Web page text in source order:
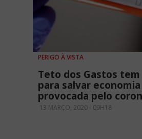
PERIGO À VISTA
Teto dos Gastos
para salvar
provocada pelo
13 MARÇO, 2020 - 09H18